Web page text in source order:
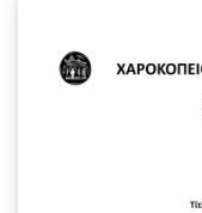
は LuaLaTeX でコン
Japan. All Rights